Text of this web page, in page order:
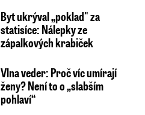
Byt ukrýval „poklad" za
statisíce: Nálepky ze
zápalkových krabiček
Vlna veder: Proč víc umírají
ženy? Není to o „slabším
pohlaví“